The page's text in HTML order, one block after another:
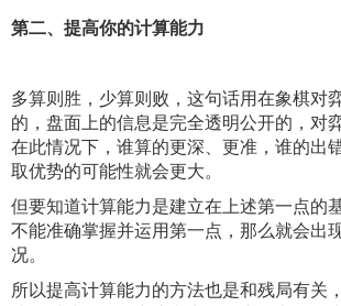
第二、提高你的计算能力
多算则胜，少算则败，这句话用在象棋对
的，盘面上的信息是完全透明公开的，对
在此情况下，谁算的更深、更准，谁的出
取优势的可能性就会更大。
但要知道计算能力是建立在上述第一点的
不能准确掌握并运用第一点，那么就会出
况。
所以提高计算能力的方法也是和残局有关